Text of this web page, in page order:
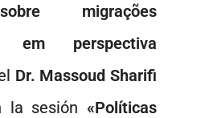
migrações
em perspectiva
Dr. Massoud Sharifi
la sesión «Políticas